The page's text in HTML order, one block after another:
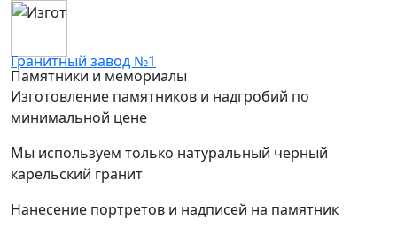
Гранитный завод №1
Памятники и мемориалы
Изготовление памятников и надгробий по
минимальной цене
Мы используем только натуральный черный
карельский гранит
Нанесение портретов и надписей на памятник